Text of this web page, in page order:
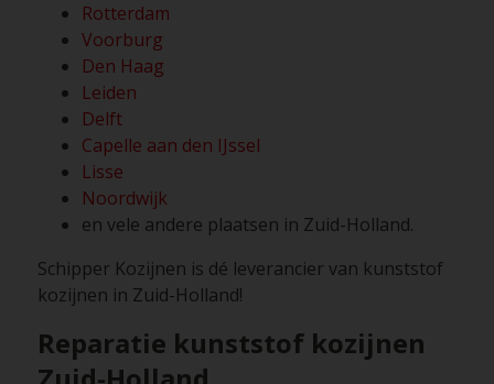
Rotterdam
Voorburg
Den Haag
Leiden
Delft
Capelle aan den IJssel
Lisse
Noordwijk
en vele andere plaatsen in Zuid-Holland.
Schipper Kozijnen is dé leverancier van kunststof
kozijnen in Zuid-Holland!
Reparatie kunststof kozijnen